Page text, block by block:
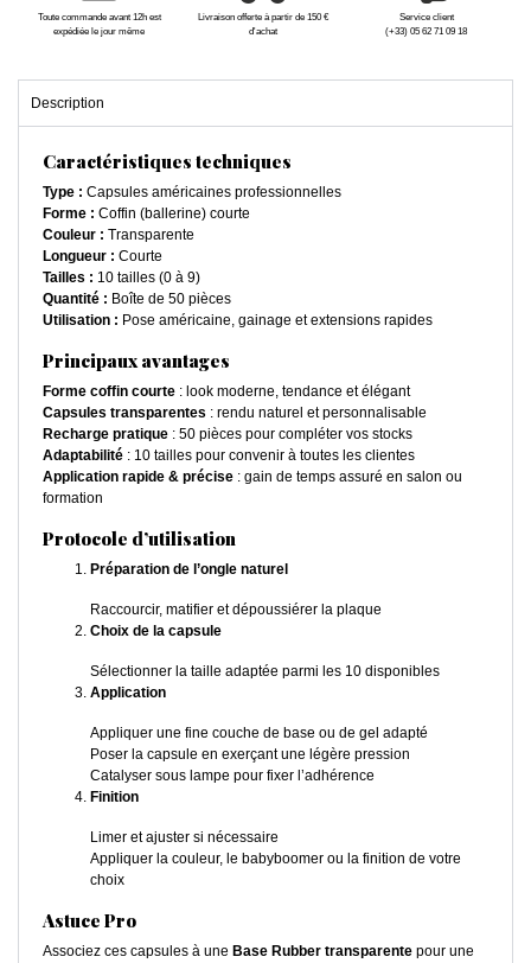
Toute commande avant 12h est
expédiée le jour même
Livraison offerte à partir de 150 €
d'achat
Service client
(+33) 05 62 71 09 18
Description
Caractéristiques techniques
Type : Capsules américaines professionnelles
Forme : Coffin (ballerine) courte
Couleur : Transparente
Longueur : Courte
Tailles : 10 tailles (0 à 9)
Quantité : Boîte de 50 pièces
Utilisation : Pose américaine, gainage et extensions rapides
Principaux avantages
Forme coffin courte : look moderne, tendance et élégant
Capsules transparentes : rendu naturel et personnalisable
Recharge pratique : 50 pièces pour compléter vos stocks
Adaptabilité : 10 tailles pour convenir à toutes les clientes
Application rapide & précise : gain de temps assuré en salon ou
formation
Protocole d’utilisation
Préparation de l’ongle naturel
Raccourcir, matifier et dépoussiérer la plaque
Choix de la capsule
Sélectionner la taille adaptée parmi les 10 disponibles
Application
Appliquer une fine couche de base ou de gel adapté
Poser la capsule en exerçant une légère pression
Catalyser sous lampe pour fixer l’adhérence
Finition
Limer et ajuster si nécessaire
Appliquer la couleur, le babyboomer ou la finition de votre
choix
Astuce Pro
Associez ces capsules à une Base Rubber transparente pour une